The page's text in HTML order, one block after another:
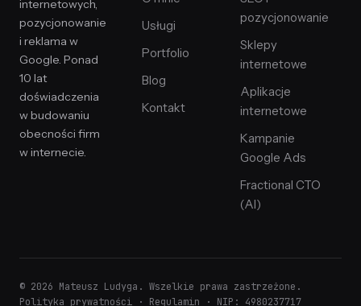
internetowych,
pozycjonowanie
i reklama w
Google. Ponad
10 lat
doświadczenia
w budowaniu
obecności firm
w internecie.
Usługi
Portfolio
Blog
Kontakt
pozycjonowanie
Sklepy
internetowe
Aplikacje
internetowe
Kampanie
Google Ads
Fractional CTO
(AI)
© 2026 Mateusz Ludyga. Wszelkie prawa zastrzeżone.
Polityka prywatności · Regulamin · NIP: 4980237717